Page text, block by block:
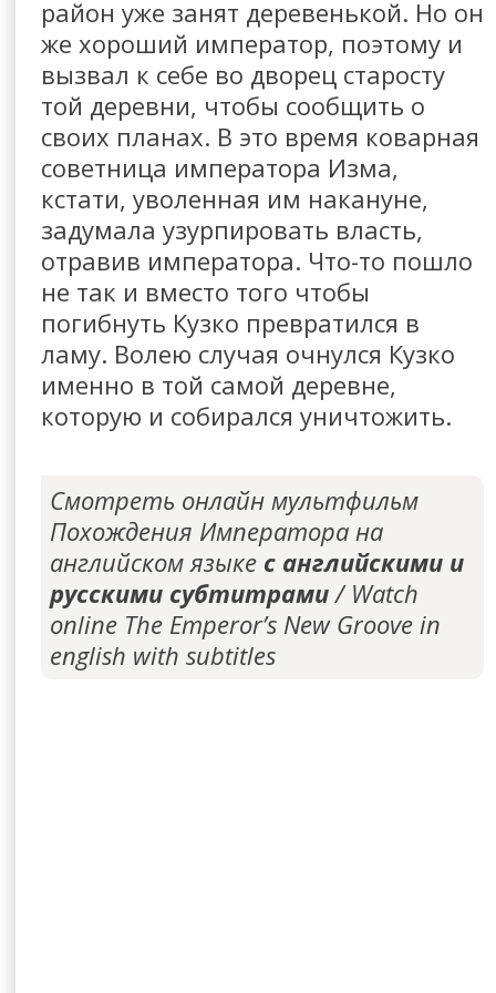
район уже занят деревенькой. Но он
же хороший император, поэтому и
вызвал к себе во дворец старосту
той деревни, чтобы сообщить о
своих планах. В это время коварная
советница императора Изма,
кстати, уволенная им накануне,
задумала узурпировать власть,
отравив императора. Что-то пошло
не так и вместо того чтобы
погибнуть Кузко превратился в
ламу. Волею случая очнулся Кузко
именно в той самой деревне,
которую и собирался уничтожить.
Смотреть онлайн мультфильм
Похождения Императора на
английском языке с английскими и
русскими субтитрами/ Watch
online The Emperor’s New Groove in
english with subtitles